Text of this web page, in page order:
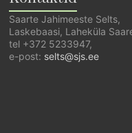
Saarte Jahimeeste Selts,
Laskebaasi, Laheküla
tel +372 5233947,
e-post: selts@sjs.ee